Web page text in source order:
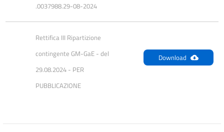
.0037988.29-08-2024
Rettifica III Ripartizione
contingente GM-GaE - del
29.08.2024 - PER
PUBBLICAZIONE
Download